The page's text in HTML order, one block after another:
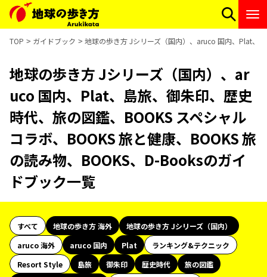
TOP ガイドブック 地球の歩き方 Jシリーズ（国内）、aruco 国内、Plat、
地球の歩き方 Jシリーズ（国内）、ar
uco 国内、Plat、島旅、御朱印、歴史
時代、旅の図鑑、BOOKS スペシャル
コラボ、BOOKS 旅と健康、BOOKS 旅
の読み物、BOOKS、D-Booksのガイ
ドブック一覧
すべて 地球の歩き方 海外
地球の歩き方 Jシリーズ（国内）
aruco 海外
aruco 国内 Plat
ランキング&テクニック
Resort Style
島旅 御朱印 歴史時代
旅の図鑑